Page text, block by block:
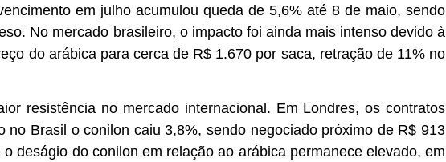
em julho acumulou queda de 5,6% até 8 de maio, sendo
No mercado brasileiro, o impacto foi ainda mais intenso devido à
do arábica para cerca de R$ 1.670 por saca, retração de 11% no
resistência no mercado internacional. Em Londres, os contratos
no Brasil o conilon caiu 3,8%, sendo negociado próximo de R$ 913
deságio do conilon em relação ao arábica permanece elevado, em